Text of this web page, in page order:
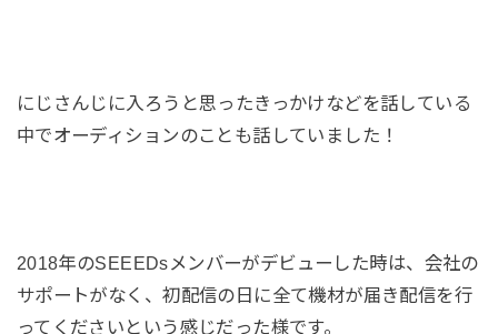
にじさんじに入ろうと思ったきっかけなどを話している
中でオーディションのことも話していました！
2018年のSEEEDsメンバーがデビューした時は、会社の
サポートがなく、初配信の日に全て機材が届き配信を行
ってくださいという感じだった様です。